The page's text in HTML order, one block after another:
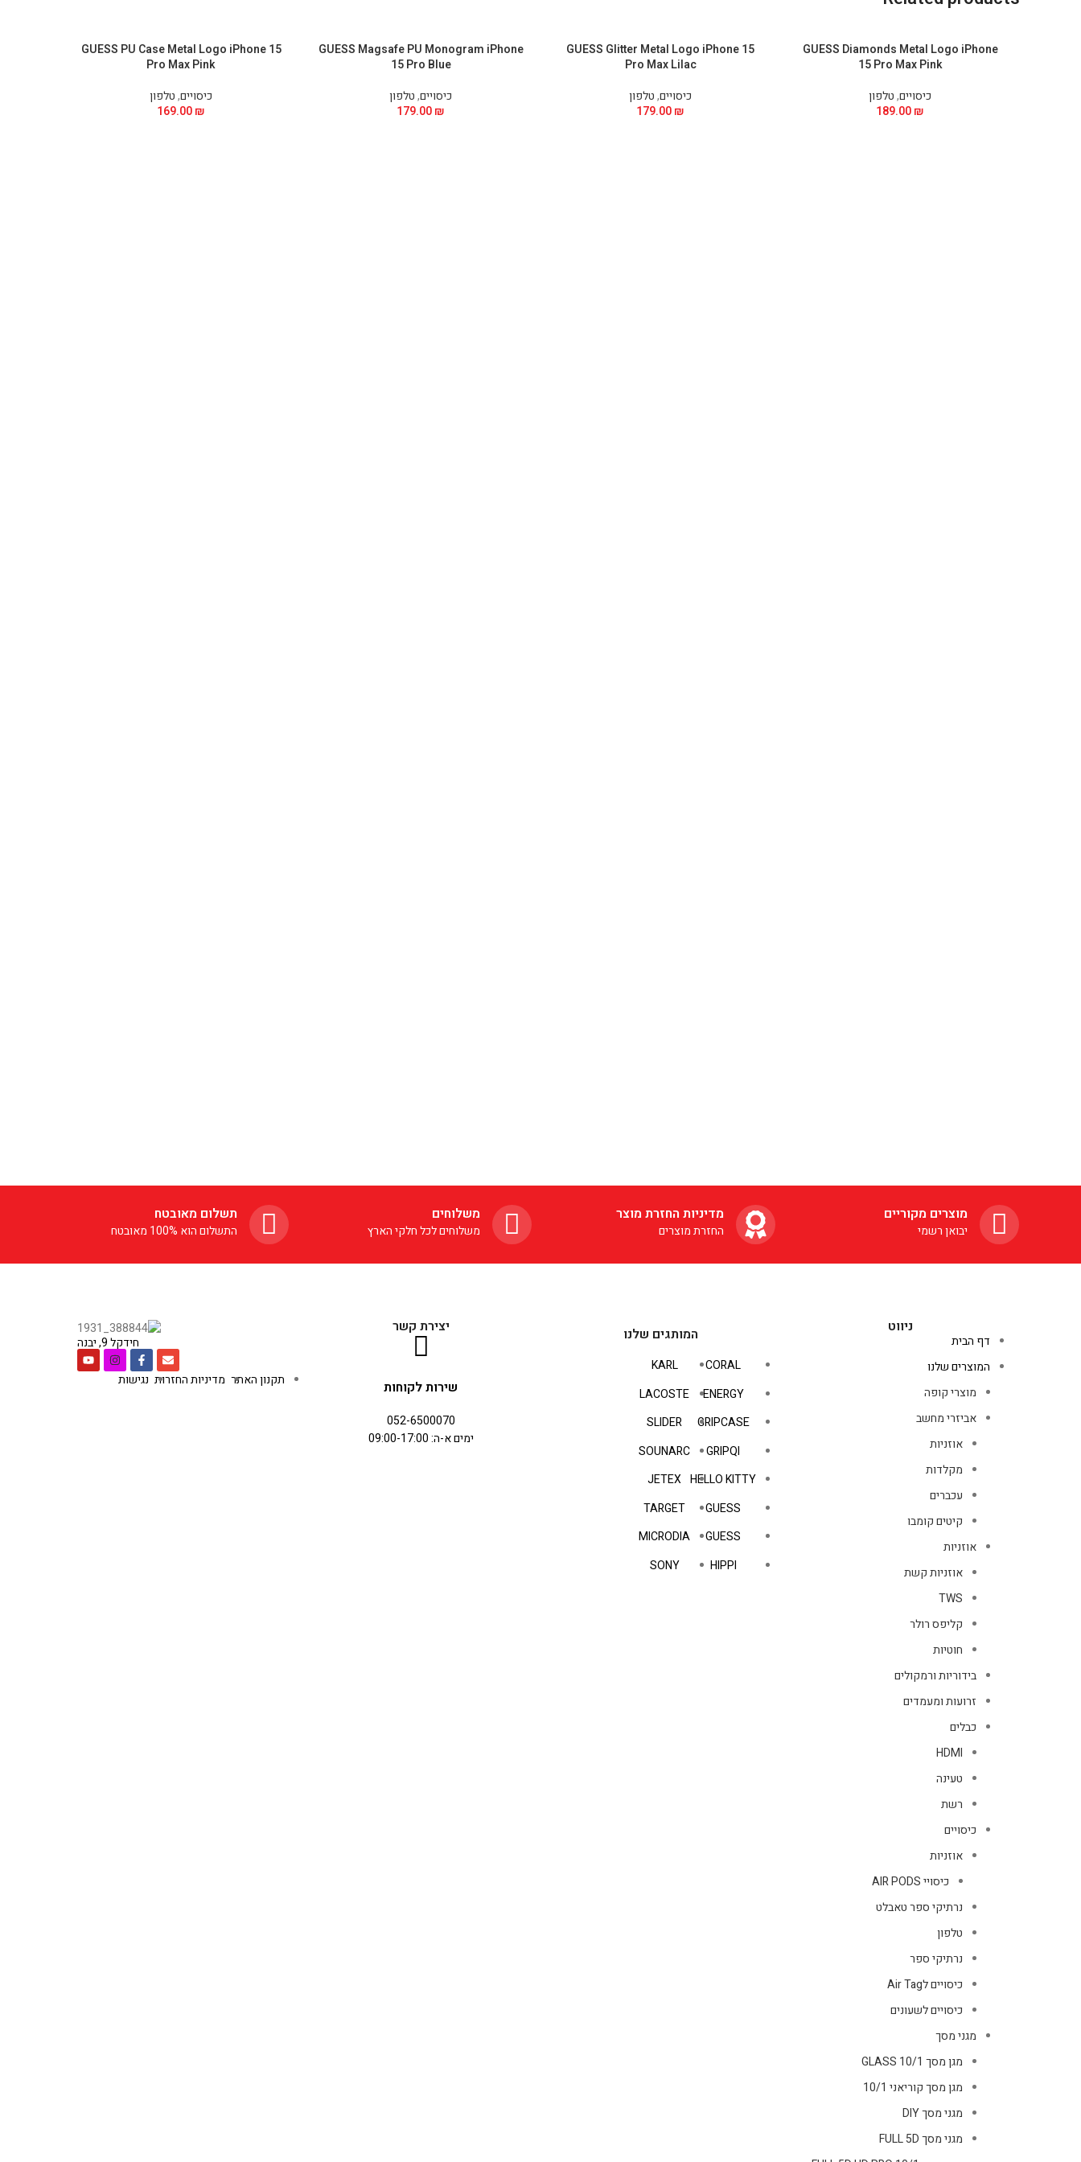
GUESS Diamonds Metal Logo iPhone
15 Pro Max Pink
כיסויים,טלפון
189.00₪
GUESS Glitter Metal Logo iPhone 15
Pro Max Lilac
כיסויים,טלפון
179.00₪
GUESS Magsafe PU Monogram iPhone
15 Pro Blue
כיסויים,טלפון
179.00₪
GUESS PU Case Metal Logo iPhone 15
Pro Max Pink
כיסויים,טלפון
169.00₪
מוצרים מקוריים
יבואן רשמי
מדיניות החזרת מוצר
החזרת מוצרים
משלוחים
משלוחים לכל חלקי הארץ
תשלום מאובטח
התשלום הוא 100% מאובטח
ניווט
דף הבית
המוצרים שלנו
מוצרי קופה
אביזרי מחשב
אוזניות
מקלדות
עכברים
קיטים קומבו
אוזניות
אוזניות קשת
TWS
קליפס רולר
חוטיות
בידוריות ורמקולים
זרועות ומעמדים
כבלים
HDMI
טעינה
רשת
כיסויים
אוזניות
כיסויי AIR PODS
נרתיקי ספר טאבלט
טלפון
נרתיקי ספר
כיסויים לAir Tag
כיסויים לשעונים
מגני מסך
מגן מסך GLASS 10/1
מגן מסך קוריאני 10/1
מגני מסך DIY
מגני מסך FULL 5D
המותגים שלנו
CORAL
ENERGY
GRIPCASE
GRIPQI
HELLO KITTY
GUESS
GUESS
HIPPI
KARL
LACOSTE
SLIDER
SOUNARC
JETEX
TARGET
MICRODIA
SONY
יצירת קשר
שירות לקוחות
052-6500070
ימים א-ה: 09:00-17:00
חידקל 9, יבנה
תקנון האתר מדיניות החזרות נגישות